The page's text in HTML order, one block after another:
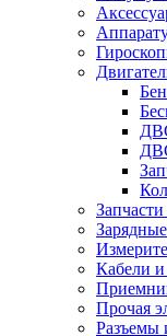
Кабели и
Прочая
Разъемы